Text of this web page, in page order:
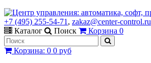
+7 (495) 255-54-71 , zakaz@center-control.ru
Каталог
Поиск Корзина 0
Корзина: 0 0 руб